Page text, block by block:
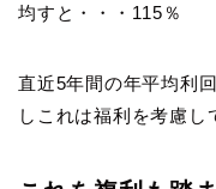
均すと・・・115％
直近5年間の年平均利
しこれは福利を考慮し